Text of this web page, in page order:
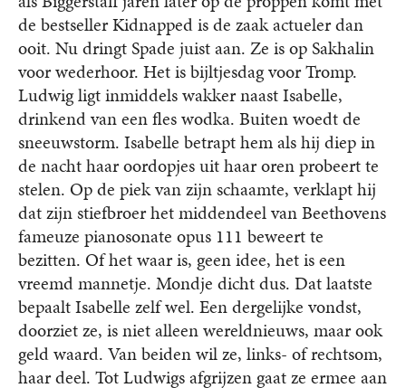
de bestseller Kidnapped is de zaak actueler dan
ooit. Nu dringt Spade juist aan. Ze is op Sakhalin
voor wederhoor. Het is bijltjesdag voor Tromp.
Ludwig ligt inmiddels wakker naast Isabelle,
drinkend van een fles wodka. Buiten woedt de
sneeuwstorm. Isabelle betrapt hem als hij diep in
de nacht haar oordopjes uit haar oren probeert te
stelen. Op de piek van zijn schaamte, verklapt hij
dat zijn stiefbroer het middendeel van Beethovens
fameuze pianosonate opus 111 beweert te
bezitten. Of het waar is, geen idee, het is een
vreemd mannetje. Mondje dicht dus. Dat laatste
bepaalt Isabelle zelf wel. Een dergelijke vondst,
doorziet ze, is niet alleen wereldnieuws, maar ook
geld waard. Van beiden wil ze, links- of rechtsom,
haar deel. Tot Ludwigs afgrijzen gaat ze ermee aan